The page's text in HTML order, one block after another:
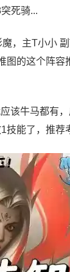
死骑...
，主T小小
的这个阵
该牛马都有
能了，推荐